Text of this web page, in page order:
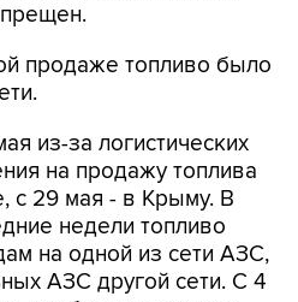
продаже топливо было
из-за логистических
с 29 мая - в Крыму. В
недели топливо
на одной из сети АЗС,
АЗС другой сети. С 4
свободная продажа
двух сетей.